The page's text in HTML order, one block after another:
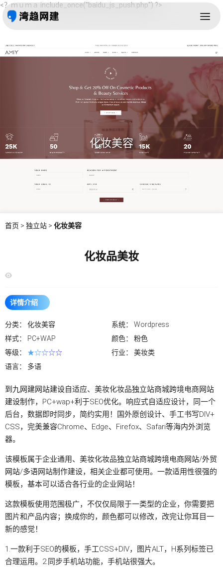
<？ｍｕｍａ include_once("baidu_js_push.php") ?>
化妆美容
首页 > 独立站 > 化妆美容
化妆品美妆
详情介绍
分类： 化妆美容 系统： Wordpress
样式：
PC+WAP 颜色： 粉色
等级： ★☆☆☆☆ 行业： 美妆类
语言： 多语
到九网建网站建设自适应、美妆化妆品独立站商城跨境电商网站
建设制作，PC+wap+利于SEO优化。响应式自适应设计，同一个
后台，数据即时同步，简约实用！国外原创设计、手工书写DIV+
CSS，完美兼容Chrome、Edge、Firefox、Safari等海内外浏览
器。
该模板属于企业通用、美妆化妆品独立站商城跨境电商网站/外贸
网站/多语网站制作建设，相关企业都可使用。一款适用性很强的
模板，基本可以适合各行业的企业网站！
这款模板使用范围极广，不仅仅局限于一类型的企业，你需要把
图片和产品内容；换成你的，颜色都可以修改，改完让你耳目一
新的感觉！
1.一款利于SEO的模板，手工CSS+DIV，图片ALT，H系列标签已
合理运用。2.同步手机站功能，手机站很强大。